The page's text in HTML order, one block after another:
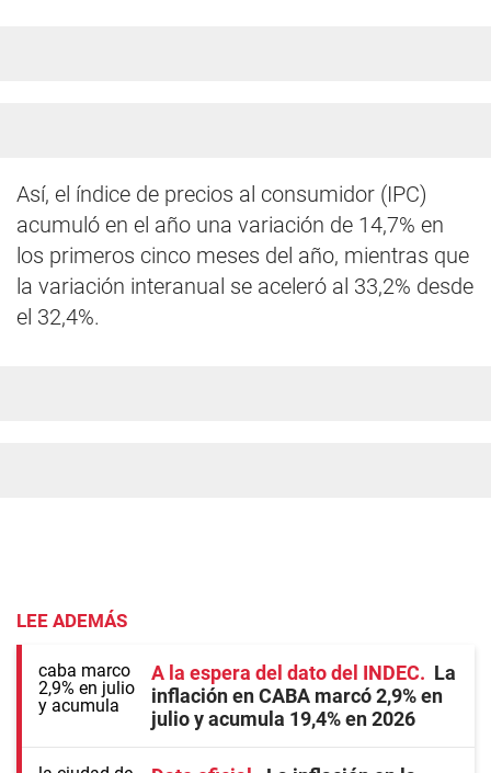
Así, el índice de precios al consumidor (IPC)
acumuló en el año una variación de 14,7% en
los primeros cinco meses del año, mientras que
la variación interanual se aceleró al 33,2% desde
el 32,4%.
LEE ADEMÁS
A la espera del dato del INDEC
La
inflación en CABA marcó 2,9% en
julio y acumula 19,4% en 2026